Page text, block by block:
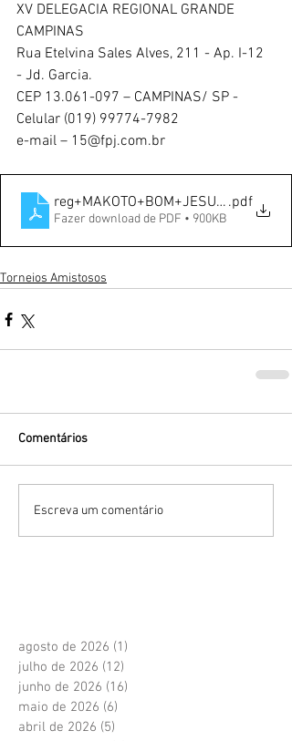
XV DELEGACIA REGIONAL GRANDE
CAMPINAS
Rua Etelvina Sales Alves, 211 - Ap. I-12
- Jd. Garcia.
CEP 13.061-097 – CAMPINAS/ SP -
Celular (019) 99774-7982
e-mail – 15@fpj.com.br
reg+MAKOTO+BOM+JESUS+2023
.pdf
Fazer download de PDF • 900KB
Torneios Amistosos
Comentários
Escreva um comentário
agosto de 2026 (1)
julho de 2026 (12)
junho de 2026 (16)
maio de 2026 (6)
abril de 2026 (5)